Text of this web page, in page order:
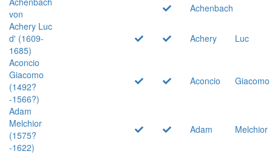
von
Achenbach
Achery Luc
d' (1609-
1685)
Achery
Luc
Aconcio
Giacomo
(1492?
-1566?)
Aconcio Giacomo
Adam
Melchior
(1575?
-1622)
Adam Melchior